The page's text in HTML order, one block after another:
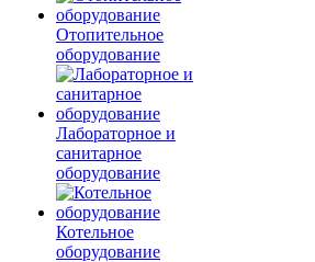
Отопительное
оборудование
Лабораторное и
санитарное
оборудование
Котельное
оборудование